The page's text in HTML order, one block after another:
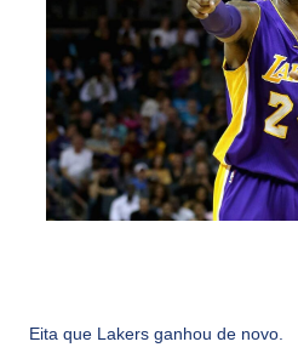
Eita que Lakers ganhou de novo.